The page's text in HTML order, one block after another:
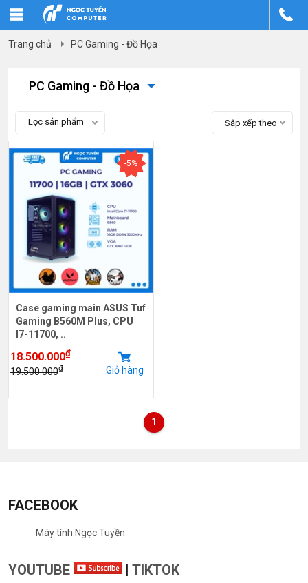
Trang chủ PC Gaming - Đồ Họa
PC Gaming - Đồ Họa
Lọc sản phẩm Sắp xếp theo
-5%
Case gaming main ASUS Tuf
Gaming B560M Plus, CPU
I7-11700, ..
18.500.000₫
19.500.000₫ Giỏ hàng
1
FACEBOOK
Máy tính Ngọc Tuyền
YOUTUBE | TIKTOK